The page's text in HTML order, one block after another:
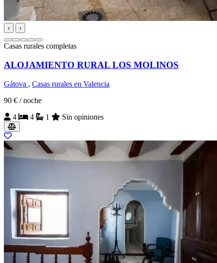
‹ ›
Casas rurales completas
ALOJAMIENTO RURAL LOS MOLINOS
Gátova , Casas rurales en Valencia
90 € / noche
4
4 1 Sin opiniones